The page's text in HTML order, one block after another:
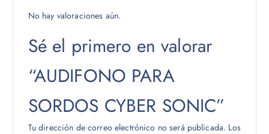
No hay valoraciones aún.
Sé el primero en valorar
“AUDIFONO PARA
SORDOS CYBER SONIC”
Tu dirección de correo electrónico no será publicada. Los